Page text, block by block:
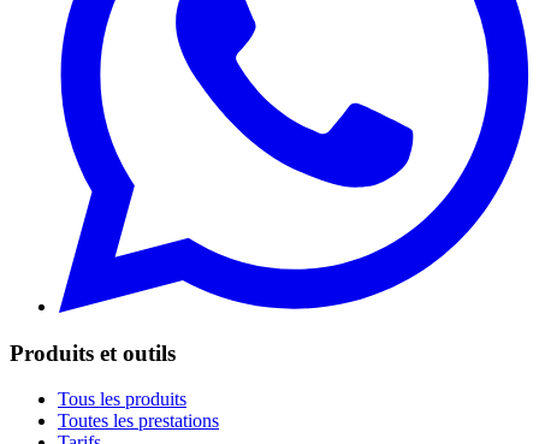
Produits et outils
Tous les produits
Toutes les prestations